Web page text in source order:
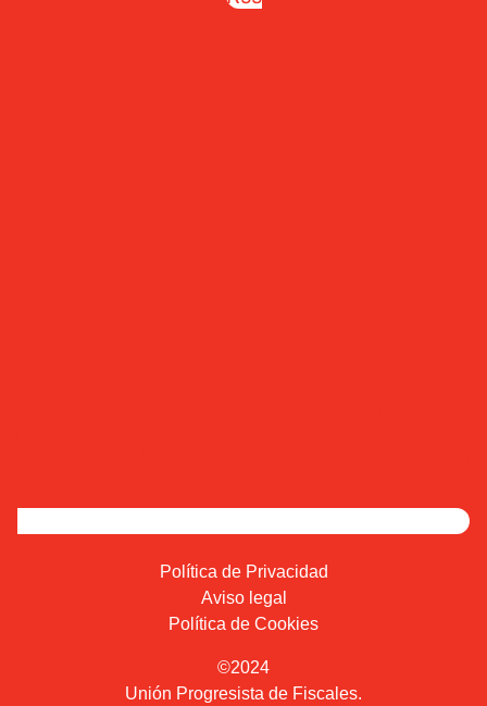
Política de Privacidad
Aviso legal
Política de Cookies
©2024
Unión Progresista de Fiscales.